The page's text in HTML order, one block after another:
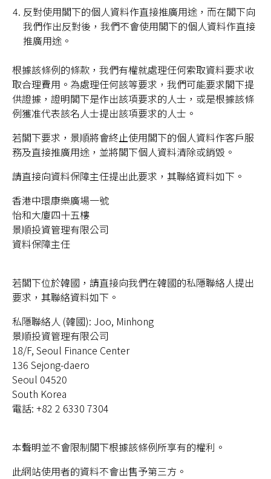
反對使用閣下的個人資料作直接推廣用途，而在閣下向
我們作出反對後，我們不會使用閣下的個人資料作直接
推廣用途。
根據該條例的條款，我們有權就處理任何索取資料要求收
取合理費用。為處理任何該等要求，我們可能要求閣下提
供證據，證明閣下是作出該項要求的人士，或是根據該條
例獲准代表該名人士提出該項要求的人士。
若閣下要求，景順將會終止使用閣下的個人資料作客戶服
務及直接推廣用途，並將閣下個人資料清除或銷毀。
請直接向資料保障主任提出此要求，其聯絡資料如下。
香港中環康樂廣場一號
怡和大廈四十五樓
景順投資管理有限公司
資料保障主任
若閣下位於韓國，請直接向我們在韓國的私隱聯絡人提出
要求，其聯絡資料如下。
私隱聯絡人 (韓國): Joo, Minhong
景順投資管理有限公司
18/F, Seoul Finance Center
136 Sejong-daero
Seoul 04520
South Korea
電話: +82 2 6330 7304
本聲明並不會限制閣下根據該條例所享有的權利。
此網站使用者的資料不會出售予第三方。